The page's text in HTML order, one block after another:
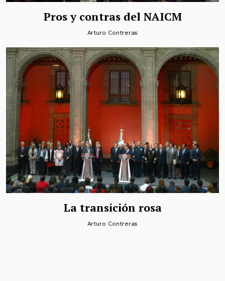
Pros y contras del NAICM
Arturo Contreras
La transición rosa
Arturo Contreras